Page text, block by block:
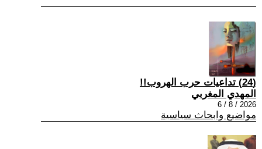
(24) تداعيات حرب الهروب!!
المهدي المغربي
2026 / 8 / 6
مواضيع وابحاث سياسية